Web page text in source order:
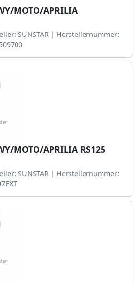
MOTO/APRILIA
SUNSTAR | Herstellernummer:
MOTO/APRILIA RS125
SUNSTAR | Herstellernummer: